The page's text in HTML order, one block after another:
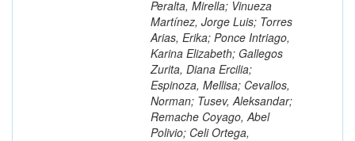
Peralta, Mirella; Vinueza
Martínez, Jorge Luis; Torres
Arias, Erika; Ponce Intriago,
Karina Elizabeth; Gallegos
Zurita, Diana Ercilia;
Espinoza, Mellisa; Cevallos,
Norman; Tusev, Aleksandar;
Remache Coyago, Abel
Polivio; Celi Ortega,